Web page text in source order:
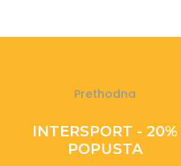
Prethodna
INTERSPORT - 20%
POPUSTA